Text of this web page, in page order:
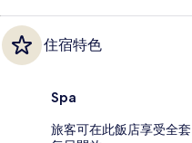
住宿特色
Spa
旅客可在此飯店享受全